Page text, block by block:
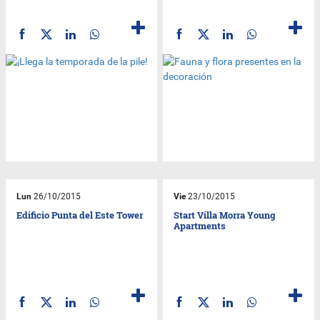
Lun 26/10/2015
Edificio Punta del Este Tower
Vie23/10/2015
Start Villa Morra Young
Apartments